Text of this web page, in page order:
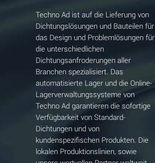
Techno Ad ist auf die Lieferung von
Dichtungslösungen und Bauteilen für
das Design und Problemlösungen für
die unterschiedlichen
Dichtungsanfroderungen aller
Branchen spezialisiert. Das
automatisierte Lager und die Online-
Lagerverwaltungssysteme von
Techno Ad garantieren die sofortige
Verfügbarkeit von Standard-
Dichtungen und von
kundenspezifischen Produkten. Die
lokalen Produktionslinien, sowie